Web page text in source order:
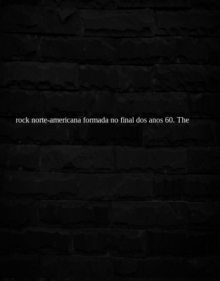
rock norte-americana formada no final dos anos 60. The